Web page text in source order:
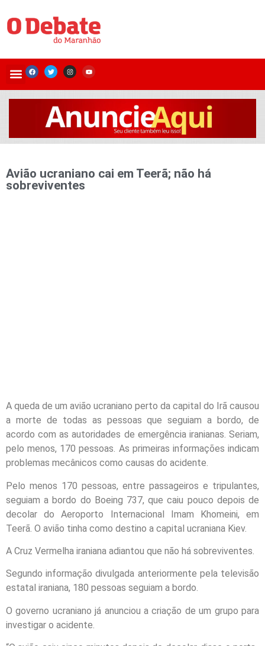
Avião ucraniano cai em Teerã; não há
sobreviventes
A queda de um avião ucraniano perto da capital do Irã causou
a morte de todas as pessoas que seguiam a bordo, de
acordo com as autoridades de emergência iranianas. Seriam,
pelo menos, 170 pessoas. As primeiras informações indicam
problemas mecânicos como causas do acidente.
Pelo menos 170 pessoas, entre passageiros e tripulantes,
seguiam a bordo do Boeing 737, que caiu pouco depois de
decolar do Aeroporto Internacional Imam Khomeini, em
Teerã. O avião tinha como destino a capital ucraniana Kiev.
A Cruz Vermelha iraniana adiantou que não há sobreviventes.
Segundo informação divulgada anteriormente pela televisão
estatal iraniana, 180 pessoas seguiam a bordo.
O governo ucraniano já anunciou a criação de um grupo para
investigar o acidente.